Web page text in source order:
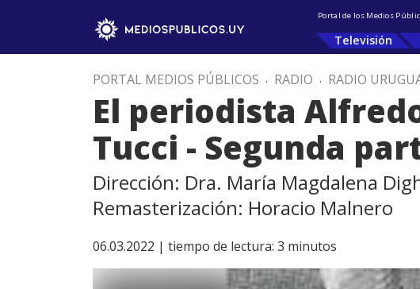
Portal de los Medios
Televisión
PORTAL MEDIOS PÚBLICOS . RADIO . RADIO
El periodista
Tucci - Segunda
Dirección: Dra. María Magdalena
Remasterización: Horacio Malnero
06.03.2022 | tiempo de lectura: 3 minutos